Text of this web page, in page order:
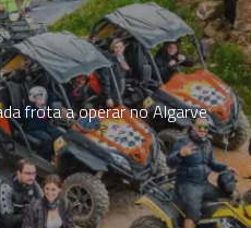
frota a operar no Algarve